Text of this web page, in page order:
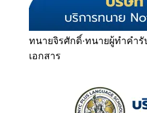
ทนายจิรศักดิ์·ทนายผู้ทำคำรั
เอกสาร